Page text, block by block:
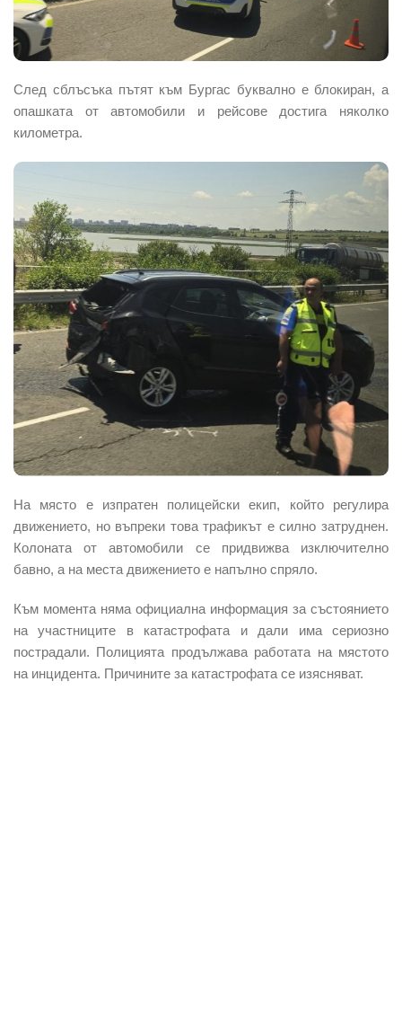
След сблъсъка пътят към Бургас буквално е блокиран, а
опашката от автомобили и рейсове достига няколко
километра.
На място е изпратен полицейски екип, който регулира
движението, но въпреки това трафикът е силно затруднен.
Колоната от автомобили се придвижва изключително
бавно, а на места движението е напълно спряло.
Към момента няма официална информация за състоянието
на участниците в катастрофата и дали има сериозно
пострадали. Полицията продължава работата на мястото
на инцидента. Причините за катастрофата се изясняват.